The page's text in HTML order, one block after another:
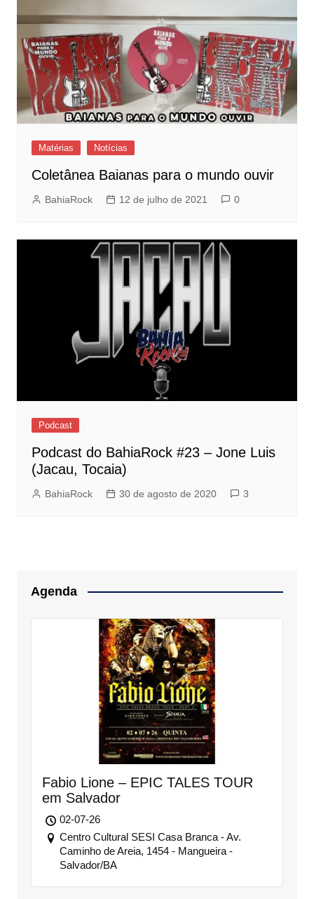
Matérias Notícias
Coletânea Baianas para o mundo ouvir
BahiaRock 12 de julho de 2021 0
Podcast
Podcast do BahiaRock #23 – Jone Luis
(Jacau, Tocaia)
BahiaRock 30 de agosto de 2020 3
Agenda
Fabio Lione – EPIC TALES TOUR
em Salvador
02-07-26
Centro Cultural SESI Casa Branca - Av.
Caminho de Areia, 1454 - Mangueira -
Salvador/BA